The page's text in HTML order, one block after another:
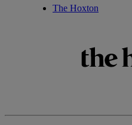
The Hoxton